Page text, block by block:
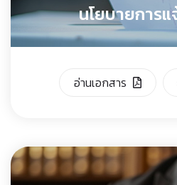
นโยบายการแ
อ่านเอกสาร